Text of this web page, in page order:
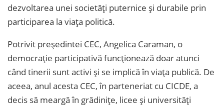
dezvoltarea unei societăți puternice și durabile prin
participarea la viața politică.
Potrivit președintei CEC, Angelica Caraman, o
democraţie participativă funcţionează doar atunci
când tinerii sunt activi și se implică în viața publică. De
aceea, anul acesta CEC, în parteneriat cu CICDE, a
decis să meargă în grădinițe, licee și universități